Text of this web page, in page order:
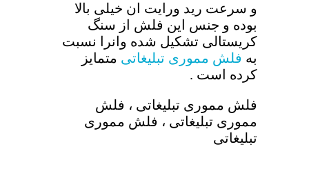
و سرعت رید ورایت ان خیلی بالا
بوده و جنس این فلش از سنگ
کریستالی تشکیل شده وانرا نسبت
به فلش مموری تبلیغاتی متمایز
کرده است .
فلش مموری تبلیغاتی ، فلش
مموری تبلیغاتی ، فلش مموری
تبلیغاتی